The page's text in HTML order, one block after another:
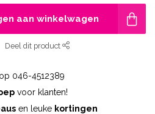
aan winkelwagen
Deel dit product
op 046-4512389
voor klanten!
en leuke kortingen